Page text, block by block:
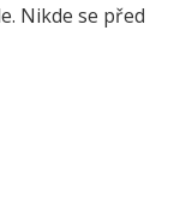
Nikde se před